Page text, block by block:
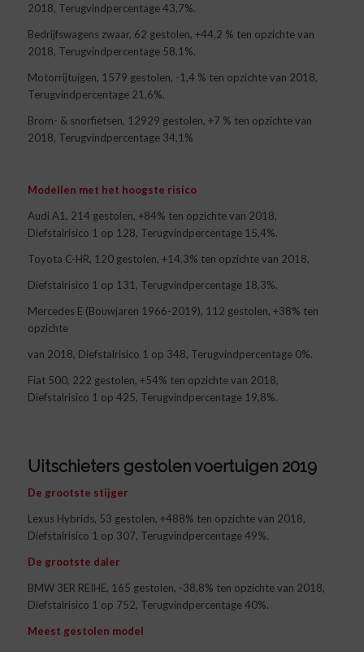
2018, Terugvindpercentage 43,7%.
Bedrijfswagens zwaar, 62 gestolen, +44,2 % ten opzichte van
2018, Terugvindpercentage 58,1%.
Motorrijtuigen, 1579 gestolen, -1,4 % ten opzichte van 2018,
Terugvindpercentage 21,6%.
Brom- & snorfietsen, 12929 gestolen, +7 % ten opzichte van
2018, Terugvindpercentage 34,1%
Modellen met het hoogste risico
Audi A1, 214 gestolen, +84% ten opzichte van 2018,
Diefstalrisico 1 op 128, Terugvindpercentage 15,4%.
Toyota C-HR, 120 gestolen, +14,3% ten opzichte van 2018,
Diefstalrisico 1 op 131, Terugvindpercentage 18,3%.
Mercedes E (Bouwjaren 1966-2019), 112 gestolen, +38% ten
opzichte
van 2018, Diefstalrisico 1 op 348, Terugvindpercentage 0%.
Fiat 500, 222 gestolen, +54% ten opzichte van 2018,
Diefstalrisico 1 op 425, Terugvindpercentage 19,8%.
Uitschieters gestolen voertuigen 2019
De grootste stijger
Lexus Hybrids, 53 gestolen, +488% ten opzichte van 2018,
Diefstalrisico 1 op 307, Terugvindpercentage 49%.
De grootste daler
BMW 3ER REIHE, 165 gestolen, -38,8% ten opzichte van 2018,
Diefstalrisico 1 op 752, Terugvindpercentage 40%.
Meest gestolen model